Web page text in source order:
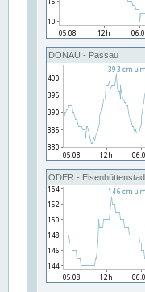
DONAU - Passau
ODER -